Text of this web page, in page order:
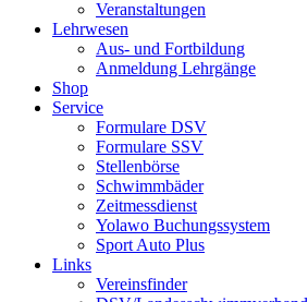
Veranstaltungen
Lehrwesen
Aus- und Fortbildung
Anmeldung Lehrgänge
Shop
Service
Formulare DSV
Formulare SSV
Stellenbörse
Schwimmbäder
Zeitmessdienst
Yolawo Buchungssystem
Sport Auto Plus
Links
Vereinsfinder